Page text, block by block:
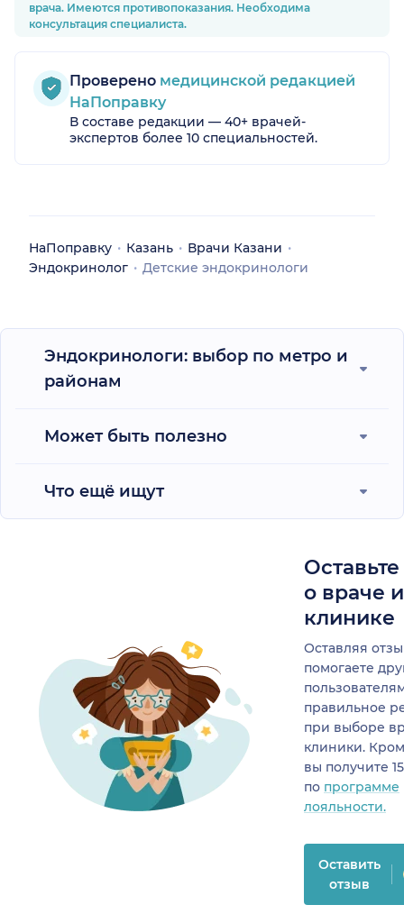
врача. Имеются противопоказания. Необходима
консультация специалиста.
Проверено медицинской редакцией
НаПоправку
В составе редакции — 40+ врачей-
экспертов более 10 специальностей.
НаПоправку Казань
Врачи Казани
Эндокринолог
Детские эндокринологи
Эндокринологи: выбор по метро и
районам
Может быть полезно
Что ещё ищут
о враче
клинике
Оставляя
помогаете
правильное
при выборе
клиники.
вы получите
по программе
лояльности.
Оставить
отзыв